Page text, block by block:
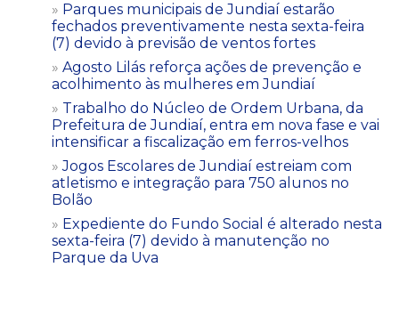
Parques municipais de Jundiaí estarão
fechados preventivamente nesta sexta-feira
(7) devido à previsão de ventos fortes
Agosto Lilás reforça ações de prevenção e
acolhimento às mulheres em Jundiaí
Trabalho do Núcleo de Ordem Urbana, da
Prefeitura de Jundiaí, entra em nova fase e vai
intensificar a fiscalização em ferros-velhos
Jogos Escolares de Jundiaí estreiam com
atletismo e integração para 750 alunos no
Bolão
Expediente do Fundo Social é alterado nesta
sexta-feira (7) devido à manutenção no
Parque da Uva